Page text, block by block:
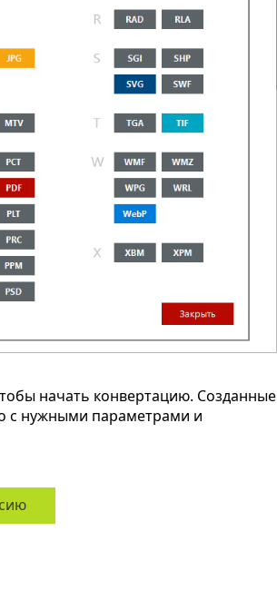
начать конвертацию. Созданные
с нужными параметрами и